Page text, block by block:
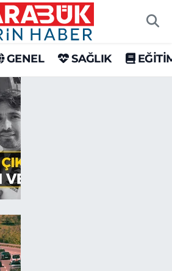
GENEL SAĞLIK
Haritası
Durumu ve Fikstür